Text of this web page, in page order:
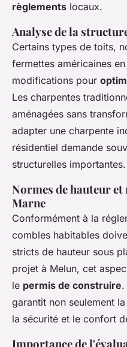
règlements locaux.
Analyse de la
Certains types de toits,
fermettes américaines
modifications pour
Les charpentes
aménagées sans
adapter une charpente
résidentiel demande
structurelles importantes.
Normes de hauteur
Marne
Conformément à la
combles habitables
stricts de hauteur sous
projet à Melun, cet
le permis de construire.
garantit non seulement
la sécurité et le confort
Importance de